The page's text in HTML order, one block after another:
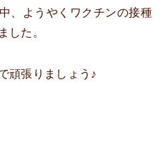
、ようやくワクチンの接種
した。
頑張りましょう♪